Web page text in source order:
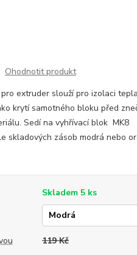
Ohodnotit produkt
extruder slouží pro izolaci
krytí samotného bloku před
Sedí na vyhřívací blok MK8
skladových zásob modrá nebo
Skladem 5 ks
119 Kč